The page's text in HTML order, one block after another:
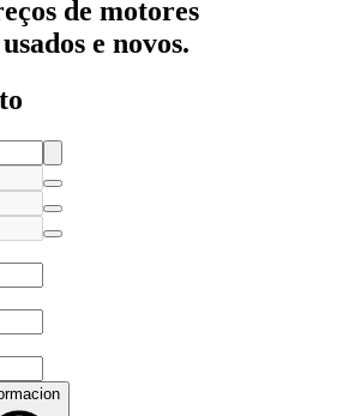
de motores
e novos.